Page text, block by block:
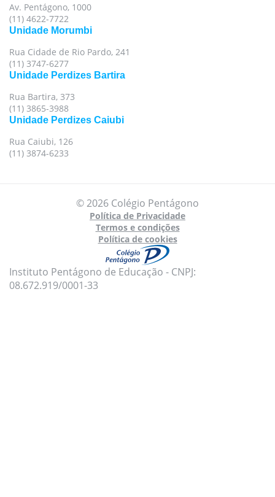
Av. Pentágono, 1000
(11) 4622-7722
Unidade Morumbi
Rua Cidade de Rio Pardo, 241
(11) 3747-6277
Unidade Perdizes Bartira
Rua Bartira, 373
(11) 3865-3988
Unidade Perdizes Caiubi
Rua Caiubi, 126
(11) 3874-6233
© 2026 Colégio Pentágono
Política de Privacidade
Termos e condições
Política de cookies
Instituto Pentágono de Educação - CNPJ:
08.672.919/0001-33